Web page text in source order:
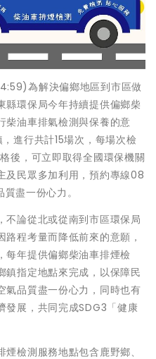
為解決偏鄉地區到市區做
縣環保局今年持續提供偏鄉柴
柴油車排氣檢測與保養的意
進行共計15場次，每場次檢
後，可立即取得全國環保機關
及民眾多加利用，預約專線08
盡一份心力。
不論從北或從南到市區環保局
程考量而降低前來的意願，
每年提供偏鄉柴油車排煙檢
鎮指定地點來完成，以保障民
氣品質盡一份心力，同時也有
發展，共同完成SDG3「健康
檢測服務地點包含鹿野鄉、